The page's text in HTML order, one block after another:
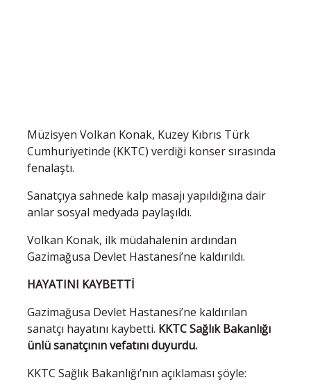
Müzisyen Volkan Konak, Kuzey Kıbrıs Türk
Cumhuriyetinde (KKTC) verdiği konser sırasında
fenalaştı.
Sanatçıya sahnede kalp masajı yapıldığına dair
anlar sosyal medyada paylaşıldı.
Volkan Konak, ilk müdahalenin ardından
Gazimağusa Devlet Hastanesi’ne kaldırıldı.
HAYATINI KAYBETTİ
Gazimağusa Devlet Hastanesi’ne kaldırılan
sanatçı hayatını kaybetti. KKTC Sağlık Bakanlığı
ünlü sanatçının vefatını duyurdu.
KKTC Sağlık Bakanlığı’nın açıklaması şöyle: